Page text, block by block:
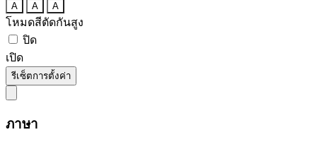
A A A
โหมดสีตัดกันสูง
ปิด
เปิด
รีเซ็ตการตั้งค่า
ภาษา